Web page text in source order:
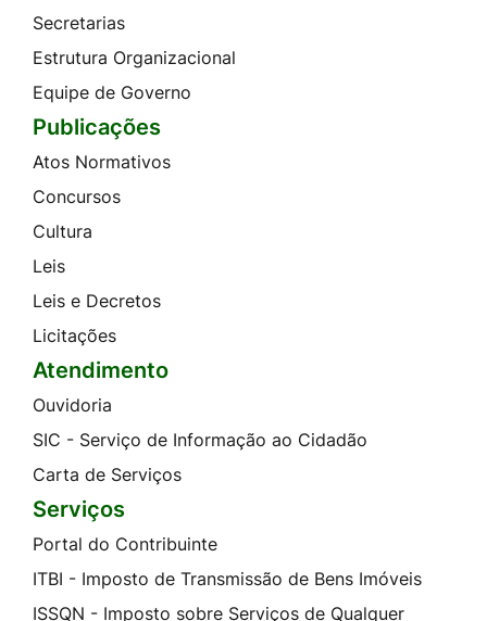
Secretarias
Estrutura Organizacional
Equipe de Governo
Publicações
Atos Normativos
Concursos
Cultura
Leis
Leis e Decretos
Licitações
Atendimento
Ouvidoria
SIC - Serviço de Informação ao Cidadão
Carta de Serviços
Serviços
Portal do Contribuinte
ITBI - Imposto de Transmissão de Bens Imóveis
ISSQN - Imposto sobre Serviços de Qualquer